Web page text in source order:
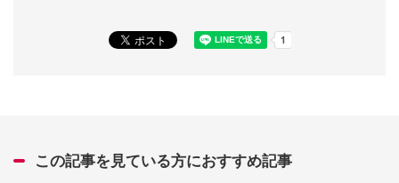
この記事を見ている方におすすめ記事